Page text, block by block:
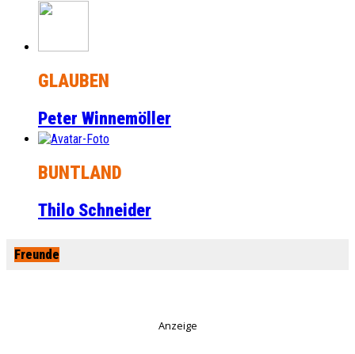
GLAUBEN
Peter Winnemöller
BUNTLAND
Thilo Schneider
Freunde
Anzeige